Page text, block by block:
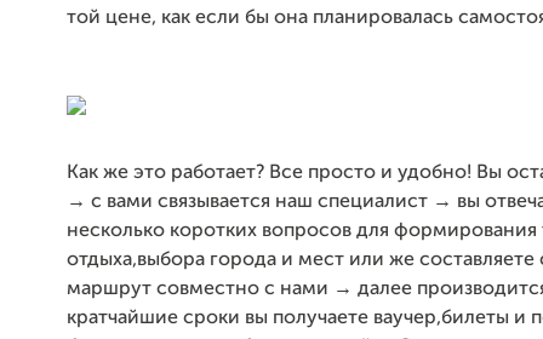
той цене, как если бы она планировалась
Как же это работает? Все просто и удобно! Вы
→ с вами связывается наш специалист → вы
несколько коротких вопросов для формирования
отдыха,выбора города и мест или же составляете
маршрут совместно с нами → далее
кратчайшие сроки вы получаете ваучер,билеты и